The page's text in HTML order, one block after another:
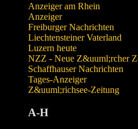
Anzeiger am Rhein
Anzeiger
Freiburger Nachrichten
Liechtensteiner Vaterland
Luzern heute
NZZ - Neue Z&uuml;rcher
Schaffhauser Nachrichten
Tages-Anzeiger
Z&uuml;richsee-Zeitung
A-H